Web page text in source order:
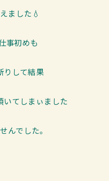
ました💧
事初めも
りして結果
いてしまぃました
んでした。